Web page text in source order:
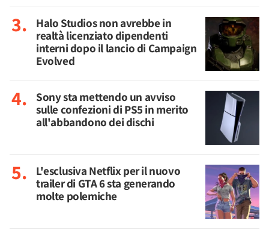
Halo Studios non avrebbe in
realtà licenziato dipendenti
interni dopo il lancio di Campaign
Evolved
Sony sta mettendo un avviso
sulle confezioni di PS5 in merito
all'abbandono dei dischi
L'esclusiva Netflix per il nuovo
trailer di GTA 6 sta generando
molte polemiche